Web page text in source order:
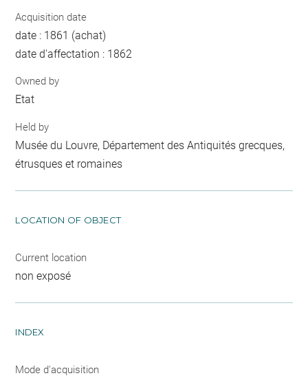
Acquisition date
date : 1861 (achat)
date d'affectation : 1862
Owned by
Etat
Held by
Musée du Louvre, Département des Antiquités grecques,
étrusques et romaines
LOCATION OF OBJECT
Current location
non exposé
INDEX
Mode d'acquisition